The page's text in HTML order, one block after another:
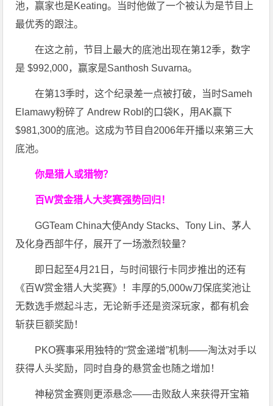
池，赢家也是Keating。当时他做了一个被认为是节目上
最优秀的跟注。
在这之前，节目上最大的底池出现在第12季，数字
是 $992,000，赢家是Santhosh Suvarna。
在第13季时，这个纪录差一点被打破，当时Sameh
Elamawy粉碎了 Andrew Robl的口袋K，用AK赢下
$981,300的底池。这成为节目自2006年开播以来第三大
底池。
你是猎人或猎物？
百W赏金猎人大奖赛强势回归！
GGTeam China大使Andy Stacks、Tony Lin、茅人
及化身西部牛仔，展开了一场激烈较量？
即日起至4月21日，与时间银行卡同步推出的还有
《百W赏金猎人大奖赛》！丰厚的5,000w刀保底奖池让
无数选手燃起斗志，无论新手还是资深玩家，都有机会
斩获巨额奖励！
PKO赛事采用独特的“赏金递增”机制——淘汰对手以
获得人头奖励，同时自身的悬赏金也随之增加！
神秘赏金赛则更添悬念——击败敌人来获得开宝箱